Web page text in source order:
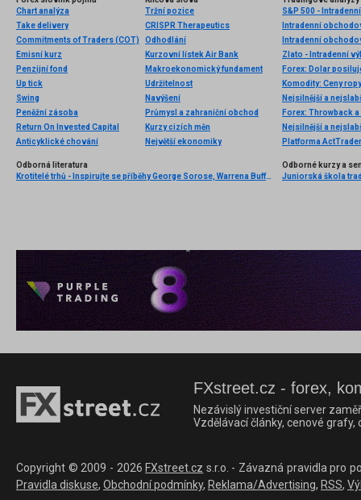
Chart analýza
Take delivery
Commitments of Traders (COT)
Emisní kurz
Penzijní fond
Up tick
Swing
Peněžní zásoba
Return On Invested Capital
Anticyklické chování
Tržní pozice
CRISPR Therapeutics
Odhodlání
Kurzovní lístek Air Bank
Makroekonomický fundament
Udržitelnost
Navýšení
Průmysl a zahraniční obchod
Kurzy cizích měn
Největší ekonomiky
S&P 500 -
Intradenní
Intradenní
Zlato - Intradenní
Nejsilnější a
Forex: Throwback
Nejsilnější a
Odborná literatura
Krotitelé trhů - Inspirujte se příběhy George Sorose, Warrena Buffetta a Paula Volckera
Odborné kurzy a
Juniorská škola
FXstreet.cz - forex,
Nezávislý investiční server
Vzdělávací články, cenové
Copyright © 2009 - 2026 FXstreet.cz s.r.o. - Závazná pravidla pro
Pravidla diskuse, Obchodní podmínky, Reklama/Advertising, RSS,